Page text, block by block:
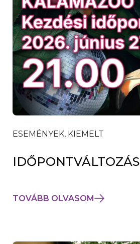
ESEMÉNYEK, KIEMELT
IDŐPONTVÁLTOZÁS
TOVÁBB OLVASOM